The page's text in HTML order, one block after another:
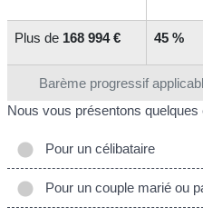
Barème progressif
Plus de 168 994 € 45 %
Nous vous présentons
Pour un célibataire
Pour un couple marié ou